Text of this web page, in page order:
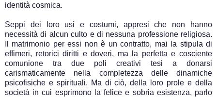
identità cosmica.
Seppi dei loro usi e costumi, appresi che non hanno
necessità di alcun culto e di nessuna professione religiosa.
Il matrimonio per essi non è un contratto, mai la stipula di
effimeri, retorici diritti e doveri, ma la perfetta e cosciente
comunione tra due poli creativi tesi a donarsi
carismaticamente nella completezza delle dinamiche
psicofisiche e spirituali. Ma di ciò, della loro prole e della
società in cui esprimono la felice e sobria esistenza, parlo